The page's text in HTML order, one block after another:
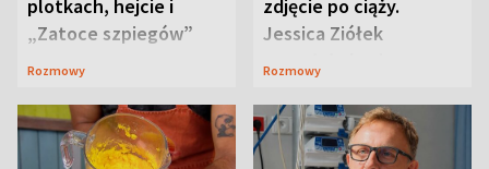
plotkach, hejcie i
„Zatoce szpiegów”
Rozmowy
zdjęcie po ciąży.
Jessica Ziółek
wywołała lawinę
Rozmowy